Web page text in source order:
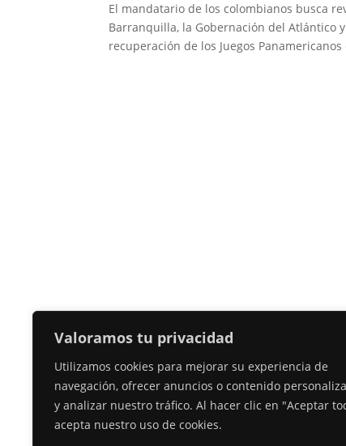
Valoramos tu privacidad
Utilizamos cookies para mejorar su experiencia de
navegación, ofrecer anuncios o contenido
y analizar nuestro tráfico. Al hacer clic en "Aceptar
acepta nuestro uso de cookies.
El mandatario de los colombianos busca
Barranquilla, la Gobernación del Atlántico
recuperación de los Juegos Panamericanos